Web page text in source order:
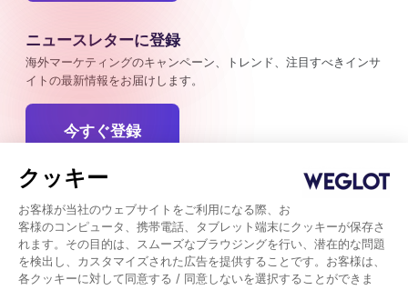
クッキー
お客様が当社のウェブサイトをご利用になる際、お
客様のコンピュータ、携帯電話、タブレット端末にクッキーが保存さ
れます。その目的は、スムーズなブラウジングを行い、潜在的な問題
を検出し、カスタマイズされた広告を提供することです。お客様は、
各クッキーに対して同意する / 同意しないを選択することができま
ニュースレターに登録
海外マーケティングのキャンペーン、トレンド、注目すべきインサ
イトの最新情報をお届けします。
今すぐ登録
Weglot © 2026, Translation as a service.
Copyright © 2026 Weglot rights reserved.